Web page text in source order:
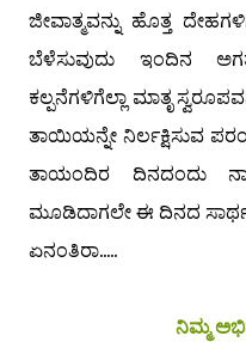
ಜೀವಾತ್ಮವನ್ನು ಹೊತ್ತ
ಬೆಳೆಸುವುದು ಇಂದಿನ
ಕಲ್ಪನೆಗಳಿಗೆಲ್ಲಾ ಮಾತೃ
ತಾಯಿಯನ್ನೇ ನಿರ್ಲಕ್ಷಿಸುವ
ತಾಯಂದಿರ ದಿನದಂದು
ಮೂಡಿದಾಗಲೇ ಈ ದಿನದ
ಏನಂತಿರಾ.....
ನಿಮ್ಮ